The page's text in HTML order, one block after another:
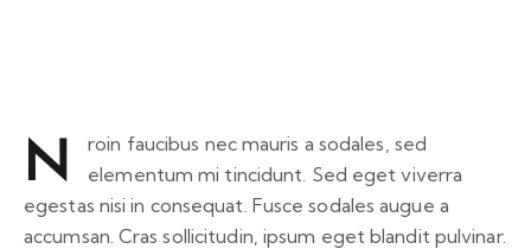
N
roin faucibus nec mauris a sodales, sed
elementum mi tincidunt. Sed eget viverra
egestas nisi in consequat. Fusce sodales augue a
accumsan. Cras sollicitudin, ipsum eget blandit pulvinar.